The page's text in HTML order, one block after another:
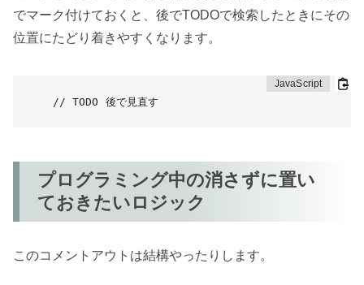
でマーク付けておくと、後でTODOで検索したときにその
位置にたどり着きやすくなります。
// TODO 後で見直す
プログラミング中の消さずに置い
ておきたいロジック
このコメントアウトは結構やったりします。